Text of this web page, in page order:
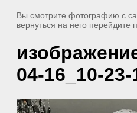
Вы смотрите фотографию с
вернуться на него перейдите
04-16_10-23-